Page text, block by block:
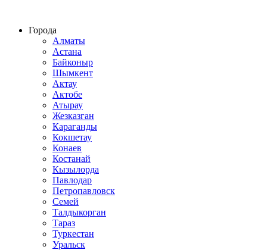
Города
Алматы
Астана
Байконыр
Шымкент
Актау
Актобе
Атырау
Жезказган
Караганды
Кокшетау
Конаев
Костанай
Кызылорда
Павлодар
Петропавловск
Семей
Талдыкорган
Тараз
Туркестан
Уральск